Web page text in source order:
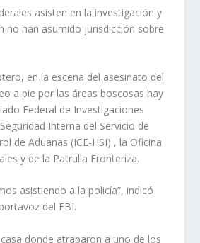
asisten en la investigación y
no han asumido jurisdicción sobre
en la escena del asesinato del
a pie por las áreas boscosas hay
Federal de Investigaciones
Interna del Servicio de
de Aduanas (ICE-HSI) , la Oficina
y de la Patrulla Fronteriza.
asistiendo a la policía”, indicó
del FBI.
donde atraparon a uno de los